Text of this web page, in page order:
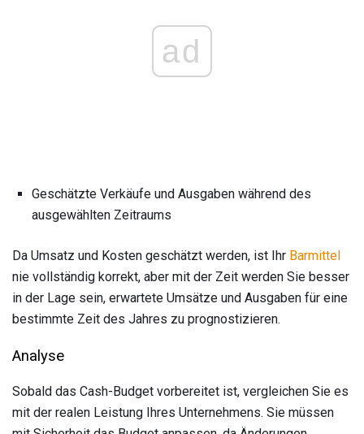
ad
Geschätzte Verkäufe und Ausgaben während des
ausgewählten Zeitraums
Da Umsatz und Kosten geschätzt werden, ist Ihr Barmittel
nie vollständig korrekt, aber mit der Zeit werden Sie besser
in der Lage sein, erwartete Umsätze und Ausgaben für eine
bestimmte Zeit des Jahres zu prognostizieren.
Analyse
Sobald das Cash-Budget vorbereitet ist, vergleichen Sie es
mit der realen Leistung Ihres Unternehmens. Sie müssen